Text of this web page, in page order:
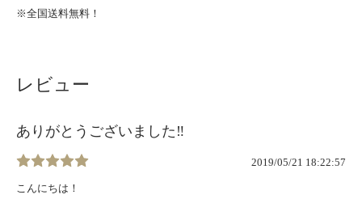
※全国送料無料！
レビュー
ありがとうございました‼
2019/05/21 18:22:57
こんにちは！